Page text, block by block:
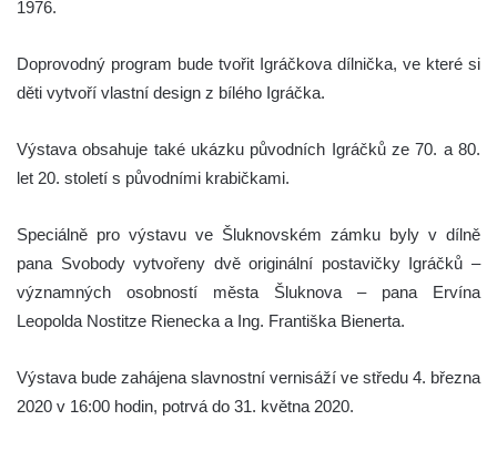
1976.
Doprovodný program bude tvořit Igráčkova dílnička, ve které si
děti vytvoří vlastní design z bílého Igráčka.
Výstava obsahuje také ukázku původních Igráčků ze 70. a 80.
let 20. století s původními krabičkami.
Speciálně pro výstavu ve Šluknovském zámku byly v dílně
pana Svobody vytvořeny dvě originální postavičky Igráčků –
významných osobností města Šluknova – pana Ervína
Leopolda Nostitze Rienecka a Ing. Františka Bienerta.
Výstava bude zahájena slavnostní vernisáží ve středu 4. března
2020 v 16:00 hodin, potrvá do 31. května 2020.